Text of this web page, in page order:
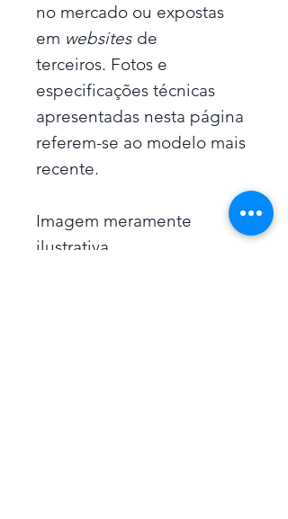
no mercado ou expostas
em websites de
terceiros. Fotos e
especificações técnicas
apresentadas nesta página
referem-se ao modelo mais
recente.
Imagem meramente
ilustrativa.